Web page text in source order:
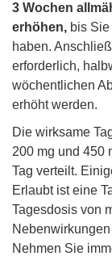
3 Wochen
erhöhen, bis
haben.
erforderlich,
wöchentlichen
erhöht werden.
Die wirksame
200 mg und 450
Tag verteilt.
Erlaubt ist eine
Tagesdosis von
Nehmen Sie